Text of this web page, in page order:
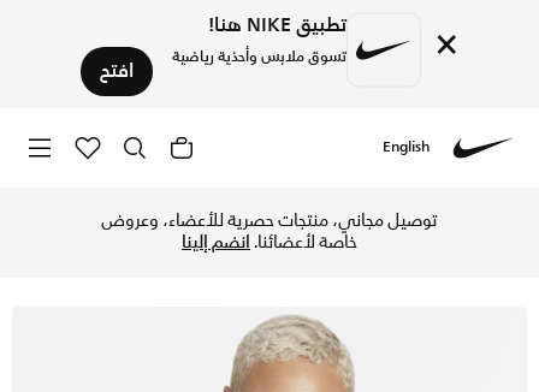
× تطبيق NIKE هنا!
تسوق ملابس وأحذية رياضية افتح
English
توصيل مجاني، منتجات حصرية للأعضاء، وعروض
خاصة لأعضائنا.انضم إلينا